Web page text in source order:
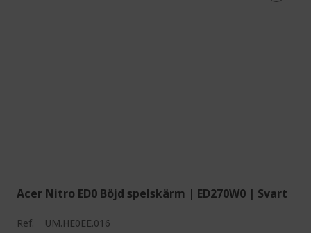
Acer Nitro ED0 Böjd spelskärm | ED270W0 | Svart
Ref. UM.HE0EE.016